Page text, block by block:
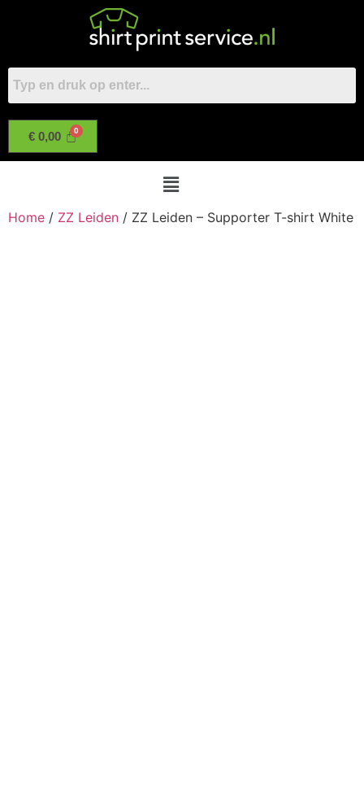
€ 0,00
Home / ZZ Leiden / ZZ Leiden – Supporter T-shirt White